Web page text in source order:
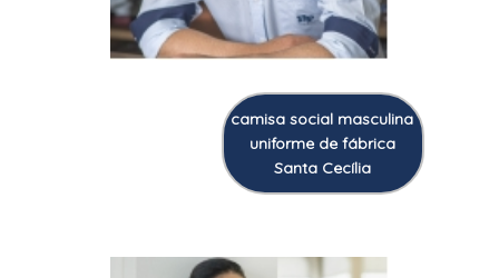
camisa social masculina
uniforme de fábrica
Santa Cecília